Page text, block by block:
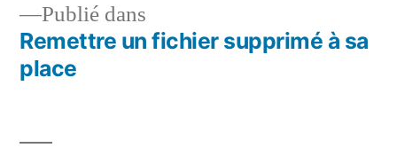
Navigation
l’article
Publié dans
Remettre un fichier supprimé à sa
place